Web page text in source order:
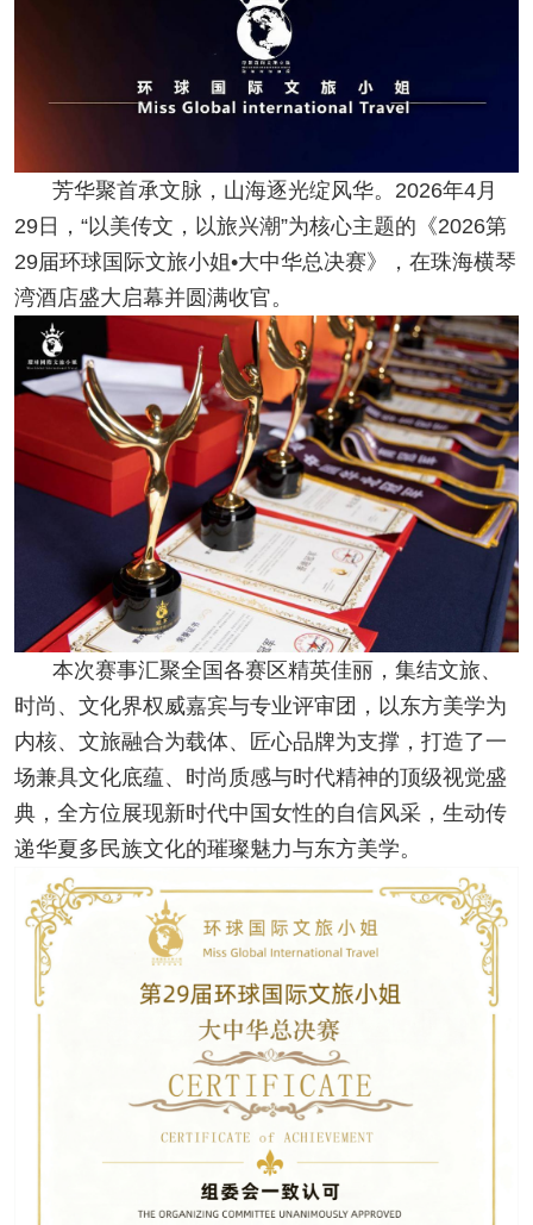
芳华聚首承文脉，山海逐光绽风华。2026年4月
29日，“以美传文，以旅兴潮”为核心主题的《2026第
29届环球国际文旅小姐•大中华总决赛》，在珠海横琴
湾酒店盛大启幕并圆满收官。
本次赛事汇聚全国各赛区精英佳丽，集结文旅、
时尚、文化界权威嘉宾与专业评审团，以东方美学为
内核、文旅融合为载体、匠心品牌为支撑，打造了一
场兼具文化底蕴、时尚质感与时代精神的顶级视觉盛
典，全方位展现新时代中国女性的自信风采，生动传
递华夏多民族文化的璀璨魅力与东方美学。